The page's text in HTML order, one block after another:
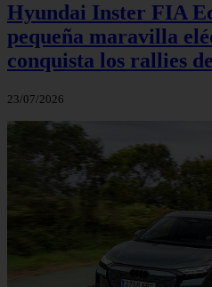
Hyundai Inster FIA
pequeña maravilla
conquista los rallies
23/07/2026